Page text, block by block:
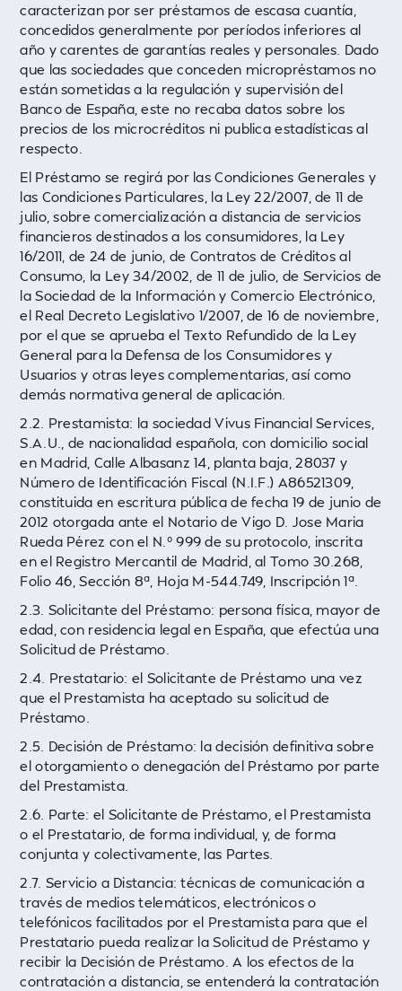
caracterizan por ser préstamos de escasa cuantía,
concedidos generalmente por períodos inferiores al
año y carentes de garantías reales y personales. Dado
que las sociedades que conceden micropréstamos no
están sometidas a la regulación y supervisión del
Banco de España, este no recaba datos sobre los
precios de los microcréditos ni publica estadísticas al
respecto.
El Préstamo se regirá por las Condiciones Generales y
las Condiciones Particulares, la Ley 22/2007, de 11 de
julio, sobre comercialización a distancia de servicios
financieros destinados a los consumidores, la Ley
16/2011, de 24 de junio, de Contratos de Créditos al
Consumo, la Ley 34/2002, de 11 de julio, de Servicios de
la Sociedad de la Información y Comercio Electrónico,
el Real Decreto Legislativo 1/2007, de 16 de noviembre,
por el que se aprueba el Texto Refundido de la Ley
General para la Defensa de los Consumidores y
Usuarios y otras leyes complementarias, así como
demás normativa general de aplicación.
2.2. Prestamista: la sociedad Vivus Financial Services,
S.A.U., de nacionalidad española, con domicilio social
en Madrid, Calle Albasanz 14, planta baja, 28037 y
Número de Identificación Fiscal (N.I.F.) A86521309,
constituida en escritura pública de fecha 19 de junio de
2012 otorgada ante el Notario de Vigo D. Jose Maria
Rueda Pérez con el N.º 999 de su protocolo, inscrita
en el Registro Mercantil de Madrid, al Tomo 30.268,
Folio 46, Sección 8ª, Hoja M-544.749, Inscripción 1ª.
2.3. Solicitante del Préstamo: persona física, mayor de
edad, con residencia legal en España, que efectúa una
Solicitud de Préstamo.
2.4. Prestatario: el Solicitante de Préstamo una vez
que el Prestamista ha aceptado su solicitud de
Préstamo.
2.5. Decisión de Préstamo: la decisión definitiva sobre
el otorgamiento o denegación del Préstamo por parte
del Prestamista.
2.6. Parte: el Solicitante de Préstamo, el Prestamista
o el Prestatario, de forma individual, y, de forma
conjunta y colectivamente, las Partes.
2.7. Servicio a Distancia: técnicas de comunicación a
través de medios telemáticos, electrónicos o
telefónicos facilitados por el Prestamista para que el
Prestatario pueda realizar la Solicitud de Préstamo y
recibir la Decisión de Préstamo. A los efectos de la
contratación a distancia, se entenderá la contratación